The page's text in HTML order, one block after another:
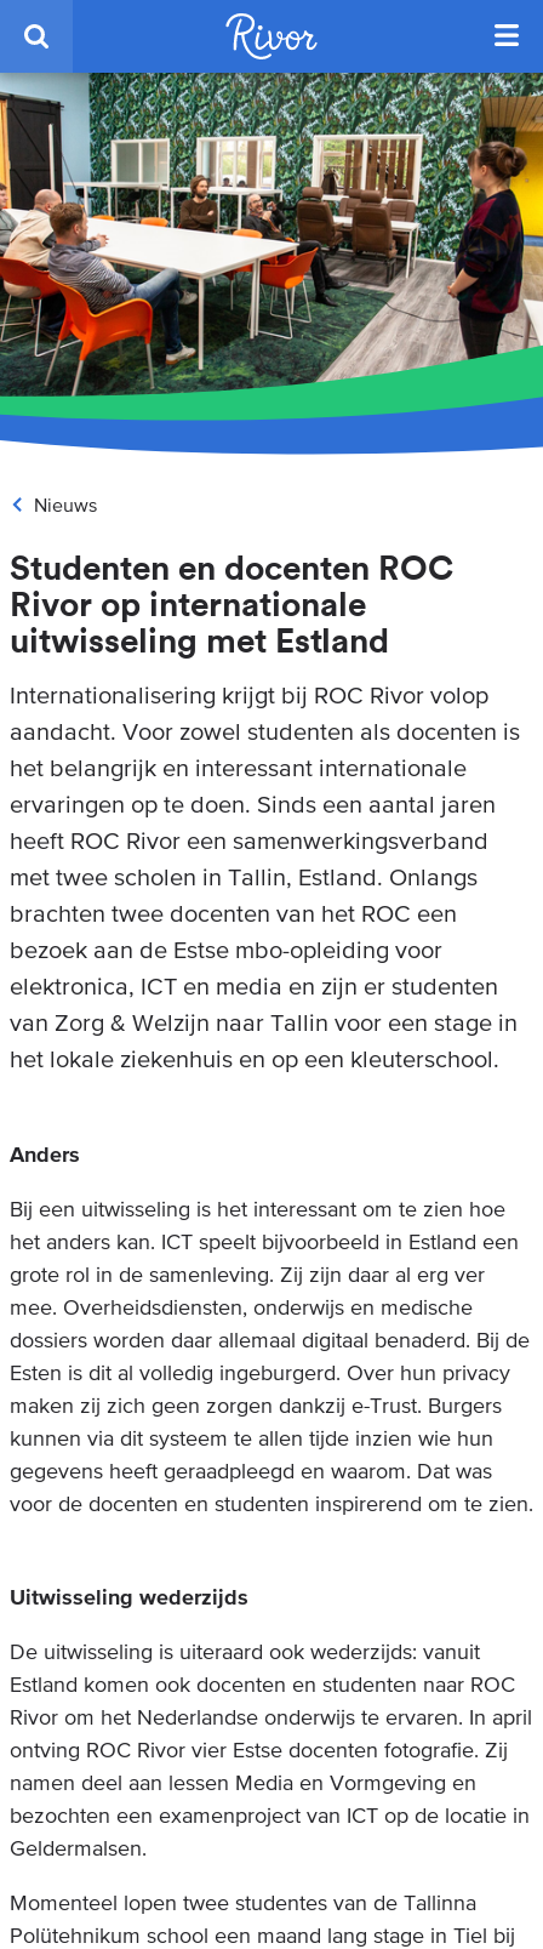
Nieuws
Studenten en docenten ROC
Rivor op internationale
uitwisseling met Estland
Internationalisering krijgt bij ROC Rivor volop
aandacht. Voor zowel studenten als docenten is
het belangrijk en interessant internationale
ervaringen op te doen. Sinds een aantal jaren
heeft ROC Rivor een samenwerkingsverband
met twee scholen in Tallin, Estland. Onlangs
brachten twee docenten van het ROC een
bezoek aan de Estse mbo-opleiding voor
elektronica, ICT en media en zijn er studenten
van Zorg & Welzijn naar Tallin voor een stage in
het lokale ziekenhuis en op een kleuterschool.
Anders
Bij een uitwisseling is het interessant om te zien hoe
het anders kan. ICT speelt bijvoorbeeld in Estland een
grote rol in de samenleving. Zij zijn daar al erg ver
mee. Overheidsdiensten, onderwijs en medische
dossiers worden daar allemaal digitaal benaderd. Bij de
Esten is dit al volledig ingeburgerd. Over hun privacy
maken zij zich geen zorgen dankzij e-Trust. Burgers
kunnen via dit systeem te allen tijde inzien wie hun
gegevens heeft geraadpleegd en waarom. Dat was
voor de docenten en studenten inspirerend om te zien.
Uitwisseling wederzijds
De uitwisseling is uiteraard ook wederzijds: vanuit
Estland komen ook docenten en studenten naar ROC
Rivor om het Nederlandse onderwijs te ervaren. In april
ontving ROC Rivor vier Estse docenten fotografie. Zij
namen deel aan lessen Media en Vormgeving en
bezochten een examenproject van ICT op de locatie in
Geldermalsen.
Momenteel lopen twee studentes van de Tallinna
Polütehnikum school een maand lang stage in Tiel bij